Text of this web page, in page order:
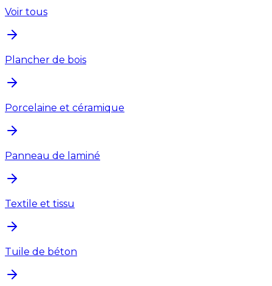
Voir tous
Plancher de bois
Porcelaine et céramique
Panneau de laminé
Textile et tissu
Tuile de béton